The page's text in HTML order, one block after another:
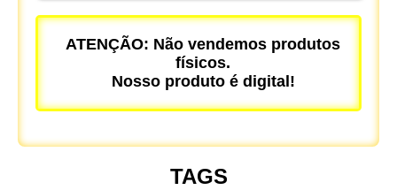
ATENÇÃO: Não vendemos produtos
físicos.
Nosso produto é digital!
TAGS